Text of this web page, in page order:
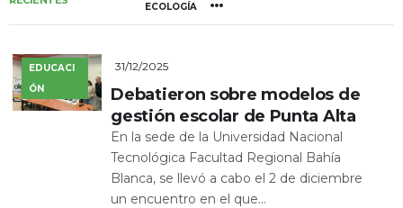
ECOLOGÍA
EDUCACI
ÓN
31/12/2025
Debatieron sobre modelos de
gestión escolar de Punta Alta
En la sede de la Universidad Nacional
Tecnológica Facultad Regional Bahía
Blanca, se llevó a cabo el 2 de diciembre
un encuentro en el que...